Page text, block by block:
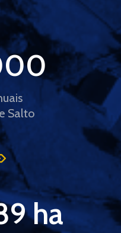
Salto
ha